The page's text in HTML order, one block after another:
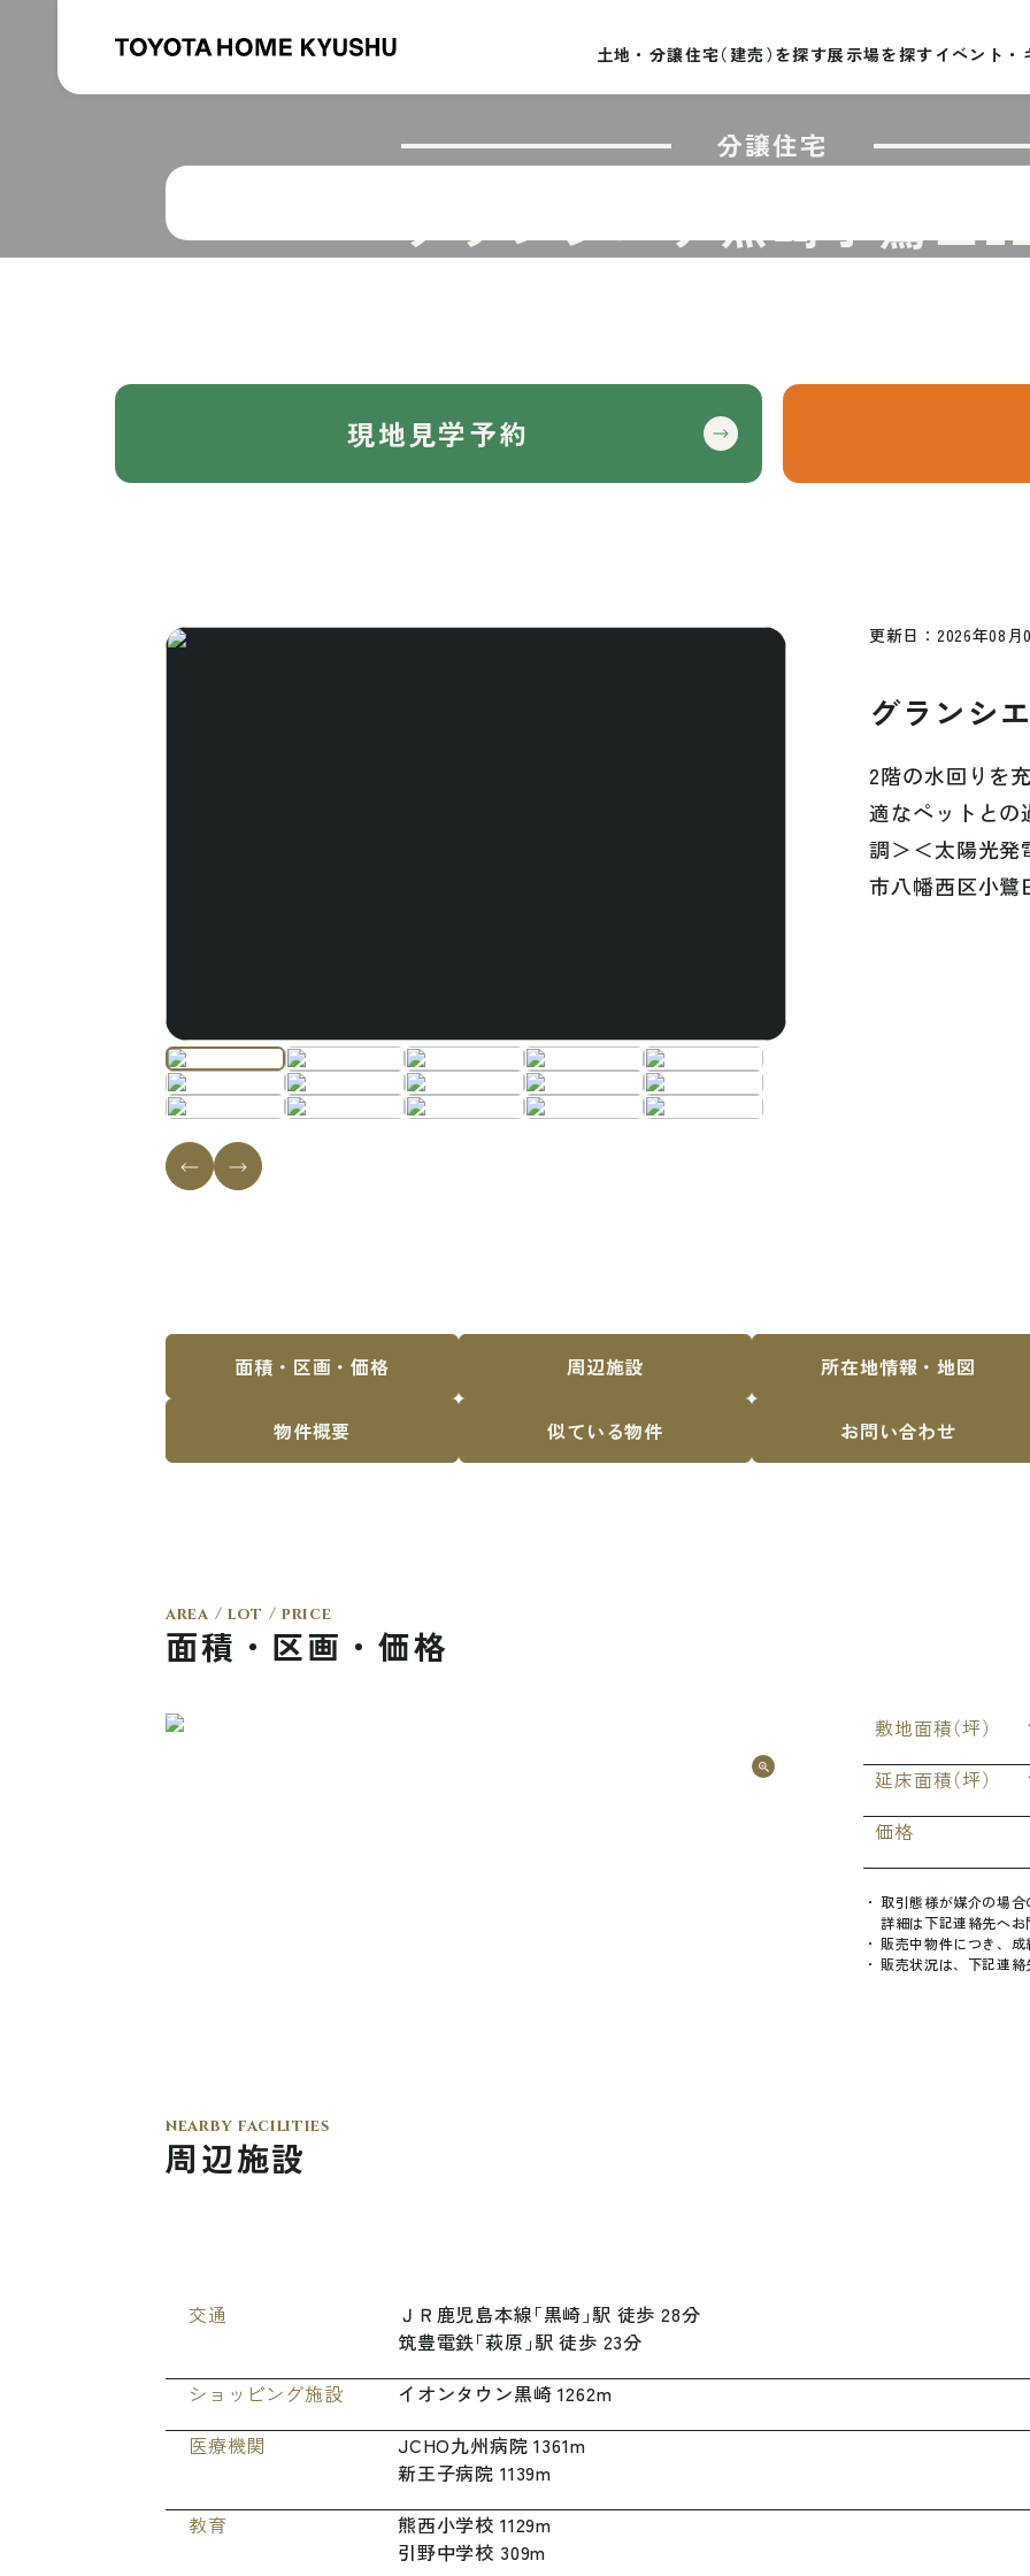
土地 ・ 分譲住宅（ 建売）を探す展 示場を探す イベン ト ・
分譲住宅
グランシエナ黒崎小鷺田
現地見学予約
更新日 ： 2026年08 月
グラ ンシ
2階の水回 り を
適なペッ ト との
調＞＜太陽光発
市八幡西区小鷺
面積 ・ 区画 ・価格 周辺施設 所在地情報 ・地図
物件概要 似ている物件 お問い合わせ
area / lot / price
面積・区画・価格
敷地面積（坪）
延床面積（坪）
価格
取引態様が媒介の場合
詳細は下記連絡先へお
販売中物件につき 、 成
販売状況は、 下記連絡
nearby facilities
周辺施設
交通 Ｊ Ｒ 鹿児島本線「黒崎 」駅 徒歩 28分
筑豊電鉄「萩原 」駅 徒歩 23分
シ ョ ッ ピング施設 イ オンタ ウ ン黒崎 1262m
医療機関 JCHO九州病院 1361m
新王子病院 1139m
教育 熊西小学校 1129m
引野中学校 309m